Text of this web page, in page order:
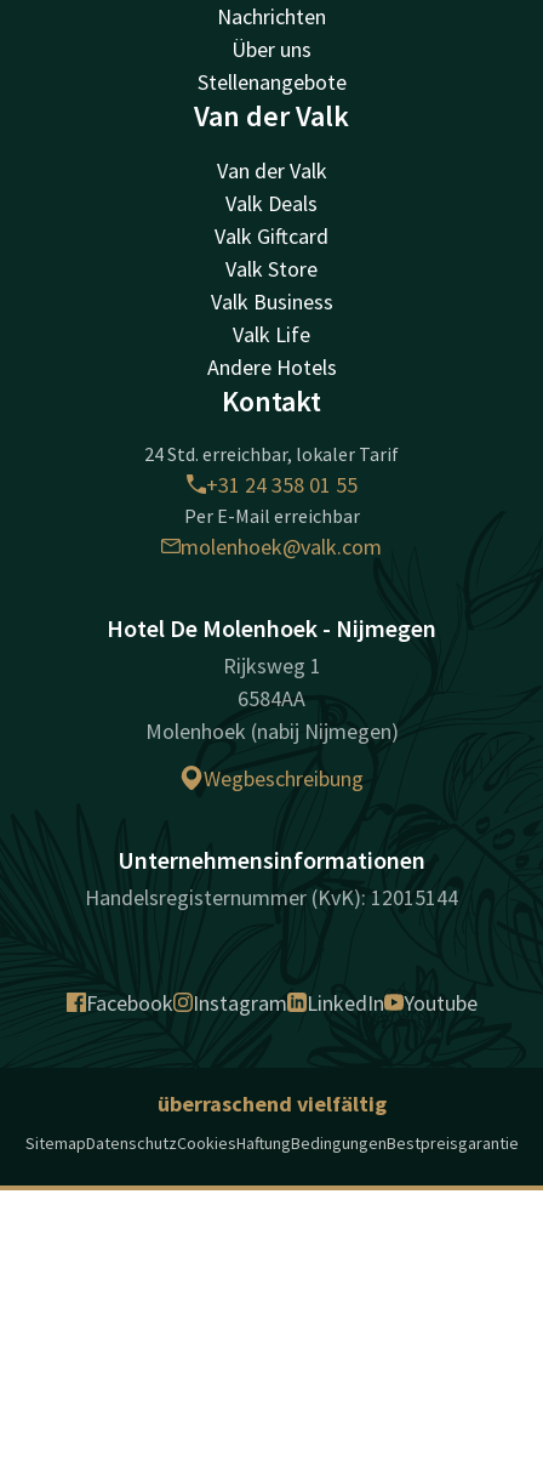
Nachrichten
Über uns
Stellenangebote
Van der Valk
Van der Valk
Valk Deals
Valk Giftcard
Valk Store
Valk Business
Valk Life
Andere Hotels
Kontakt
24 Std. erreichbar, lokaler Tarif
+31 24 358 01 55
Per E-Mail erreichbar
molenhoek@valk.com
Hotel De Molenhoek - Nijmegen
Rijksweg 1
6584AA
Molenhoek (nabij Nijmegen)
Wegbeschreibung
Unternehmensinformationen
Handelsregisternummer (KvK): 12015144
Facebook Instagram LinkedIn Youtube
überraschend vielfältig
SitemapDatenschutzCookiesHaftungBedingungenBestpreisgarantie